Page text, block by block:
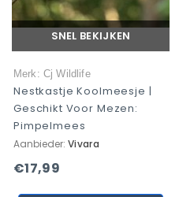
SNEL BEKIJKEN
Merk: Cj Wildlife
Nestkastje Koolmeesje |
Geschikt Voor Mezen:
Pimpelmees
Aanbieder: Vivara
€17,99